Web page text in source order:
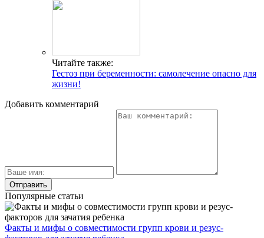
Читайте также:
Гестоз при беременности: самолечение опасно для
жизни!
Добавить комментарий
Популярные статьи
Факты и мифы о совместимости групп крови и резус-